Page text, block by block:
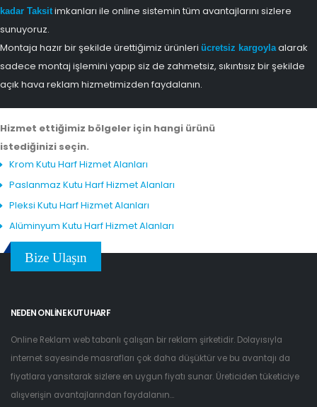
kadar Taksitimkanları ile online sistemin tüm avantajlarını sizlere
sunuyoruz.
Montaja hazır bir şekilde ürettiğimiz ürünleri ücretsiz kargoylaalarak
sadece montaj işlemini yapıp siz de zahmetsiz, sıkıntısız bir şekilde
açık hava reklam hizmetimizden faydalanın.
Hizmet ettiğimiz bölgeler için hangi ürünü
istediğinizi seçin.
Krom Kutu Harf Hizmet Alanları
Paslanmaz Kutu Harf Hizmet Alanları
Pleksi Kutu Harf Hizmet Alanları
Alüminyum Kutu Harf Hizmet Alanları
Bize Ulaşın
NEDEN ONLINE KUTU HARF
Online Reklam web tabanlı çalışan bir reklam şirketidir. Dolayısıyla
internet sayesinde masrafları çok daha düşüktür ve bu avantajı da
fiyatlara yansıtarak sizlere en uygun fiyatı sunar. Üreticiden tüketiciye
alışverişin avantajlarından faydalanın...